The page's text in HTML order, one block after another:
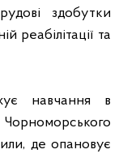
здобутки
реабілітації та
навчання в
де опановує